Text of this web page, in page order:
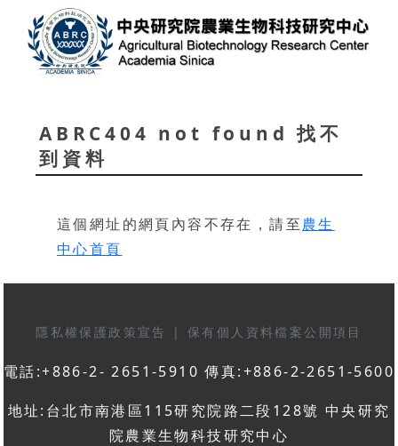
ABRC404 not found 找不
到資料
這個網址的網頁內容不存在，請至農生
中心首頁
隱私權保護政策宣告 | 保有個人資料檔案公開項目
電話:+886-2- 2651-5910 傳真:+886-2-2651-5600
地址:台北市南港區115研究院路二段128號 中央研究
院農業生物科技研究中心